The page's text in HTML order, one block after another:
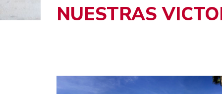
NUESTRAS